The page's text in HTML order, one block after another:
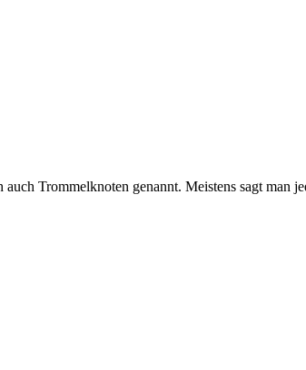
Trommelknoten genannt. Meistens sagt man